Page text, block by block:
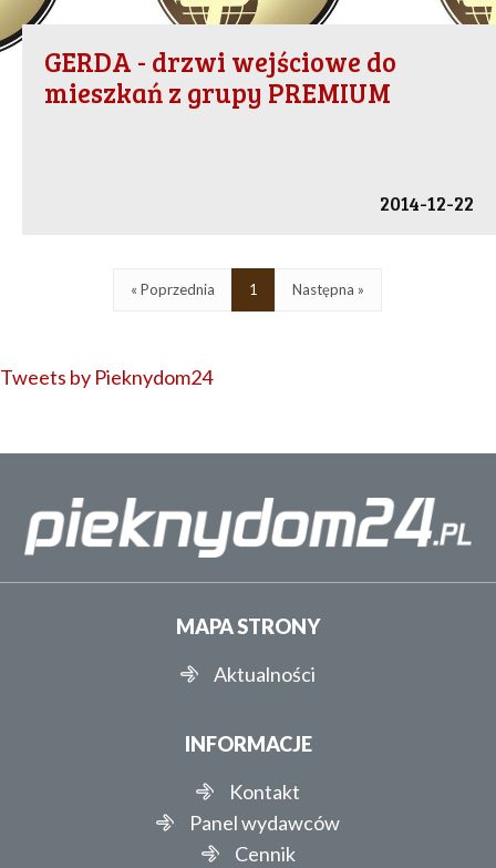
GERDA - drzwi wejściowe do
mieszkań z grupy PREMIUM
2014-12-22
« Poprzednia 1 Następna »
Tweets by Pieknydom24
MAPA STRONY
Aktualności
INFORMACJE
Kontakt
Panel wydawców
Cennik